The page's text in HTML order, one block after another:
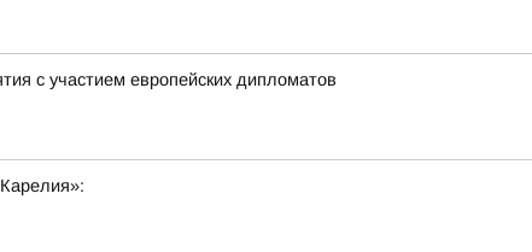
с участием европейских дипломатов